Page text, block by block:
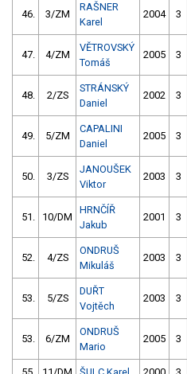
46. 3/ZM
RAŠNER
Karel
2004 3
47. 4/ZM
VĚTROVSKÝ
Tomáš
2005 3
48. 2/ZS
STRÁNSKÝ
Daniel
2002 3
49. 5/ZM
CAPALINI
Daniel
2005 3
50. 3/ZS
JANOUŠEK
Viktor
2003 3
51. 10/DM
HRNČÍŘ
Jakub
2001 3
52. 4/ZS
ONDRUŠ
Mikuláš
2003 3
53. 5/ZS
DUŘT
Vojtěch
2003 3
53. 6/ZM
ONDRUŠ
Mario
2005 3